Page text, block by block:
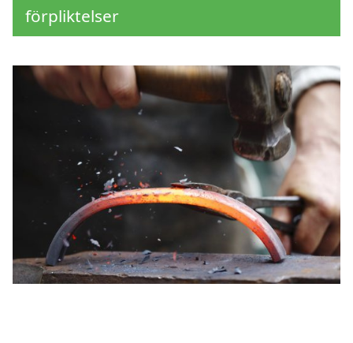
förpliktelser